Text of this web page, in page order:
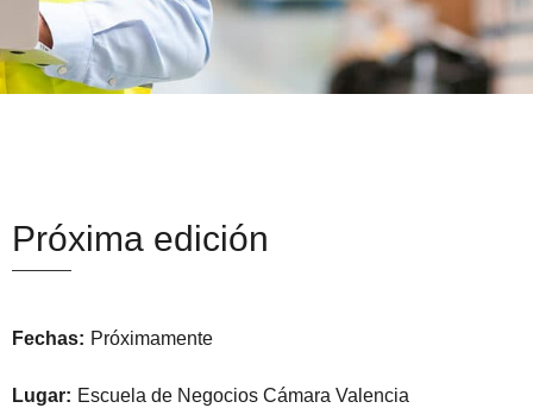
Próxima edición
Fechas: Próximamente
Lugar: Escuela de Negocios Cámara Valencia